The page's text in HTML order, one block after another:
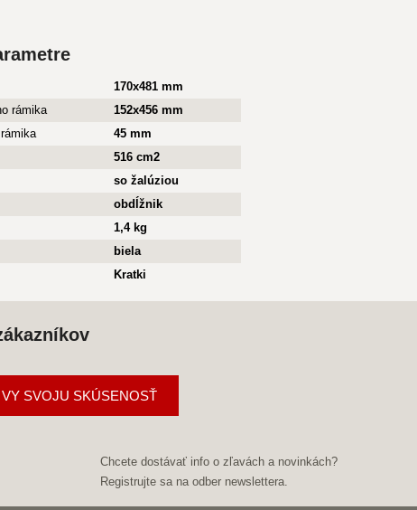
170x481 mm
rámika
152x456 mm
45 mm
516 cm2
so žalúziou
obdĺžnik
1,4 kg
biela
Kratki
SVOJU SKÚSENOSŤ
Chcete dostávať info o zľavách a novinkách?
Registrujte sa na odber newslettera.